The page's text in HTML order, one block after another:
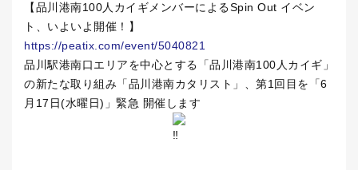
【品川港南100人カイギメンバーによるSpin Out イベン
ト、いよいよ開催！】
https://peatix.com/event/5040821
品川駅港南口エリアを中心とする「品川港南100人カイギ」
の新たな取り組み「品川港南カタリスト」、第1回目を「6
月17日(水曜日)」緊急 開催します